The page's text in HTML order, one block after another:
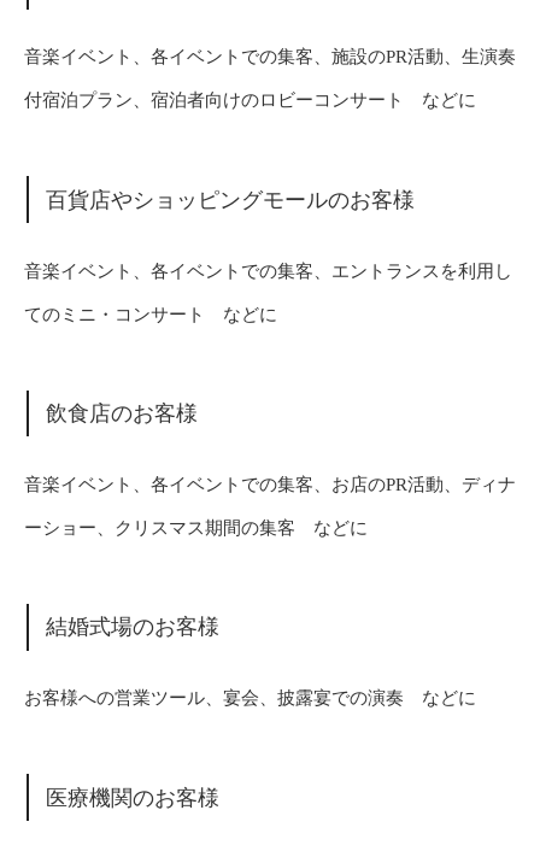
音楽イベント、各イベントでの集客、施設のPR活動、生演奏
付宿泊プラン、宿泊者向けのロビーコンサート などに
百貨店やショッピングモールのお客様
音楽イベント、各イベントでの集客、エントランスを利用し
てのミニ・コンサート などに
飲食店のお客様
音楽イベント、各イベントでの集客、お店のPR活動、ディナ
ーショー、クリスマス期間の集客 などに
結婚式場のお客様
お客様への営業ツール、宴会、披露宴での演奏 などに
医療機関のお客様